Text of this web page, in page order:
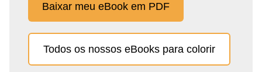
Baixar meu eBook em PDF
Todos os nossos eBooks para colorir